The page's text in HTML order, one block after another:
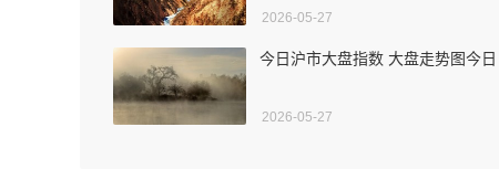
2026-05-27
今日沪市大盘指数 大盘走势图今日
2026-05-27